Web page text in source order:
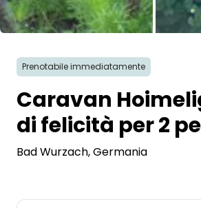
Prenotabile immediatamente
Caravan
di felicità per 2
Bad Wurzach, Germania